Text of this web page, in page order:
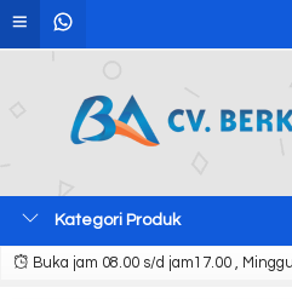
Kategori Produk
Buka jam 08.00 s/d jam17.00 ,